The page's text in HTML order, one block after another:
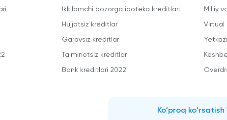
Ikkilamchi bozorga ipoteka kreditlari
Hujjatsiz kreditlar
Garovsiz kreditlar
Ta'minotsiz kreditlar
Bank kreditlari 2022
Milliy
Virtual
Ko'proq ko'rsatish